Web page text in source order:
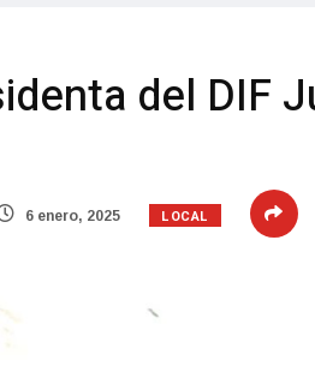
del DIF
6 enero, 2025 LOCAL